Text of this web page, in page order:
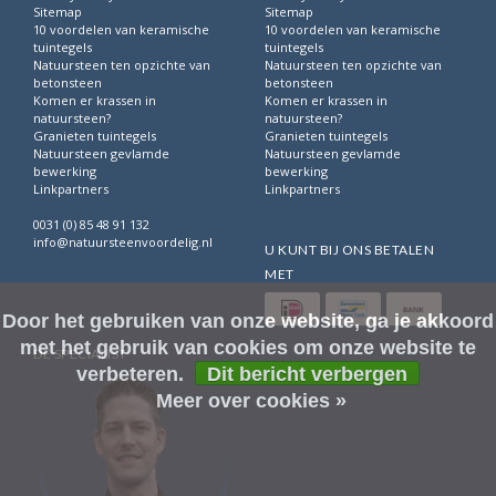
5. Boomschors is goedkoop.Omgerekend per vierkante
meter en het gemak van verwerken zorgt ervoor dat
boomschors een zeer goedkope bodembedekker is, MET
vele voordelen!
Sitemap
10 voordelen van keramische
tuintegels
Natuursteen ten opzichte van
betonsteen
Komen er krassen in
natuursteen?
Granieten tuintegels
Natuursteen gevlamde
bewerking
Linkpartners
0031 (0) 85 48 91 132
info@natuursteenvoordelig.nl
Sitemap
10 voordelen van keramische
tuintegels
Natuursteen ten opzichte van
betonsteen
Komen er krassen in
natuursteen?
Granieten tuintegels
Natuursteen gevlamde
bewerking
Linkpartners
U KUNT BIJ ONS BETALEN
MET
DE SPECIALIST
Door het gebruiken van onze website, ga je akkoord
met het gebruik van cookies om onze website te
verbeteren.
Dit bericht verbergen
Meer over cookies »